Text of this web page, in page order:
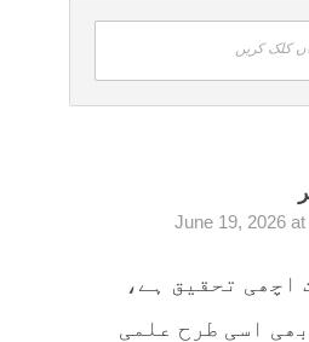
کلک کریں
June 19, 2026
اچھی تحقیق ہے،
اسی طرح علمی